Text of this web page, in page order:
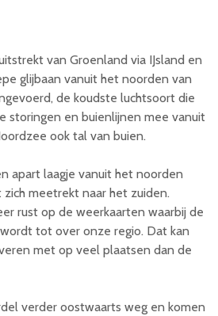
van Groenland via IJsland en
glijbaan vanuit het noorden van
de koudste luchtsoort die
storingen en buienlijnen mee vanuit
ook tal van buien.
apart laagje vanuit het noorden
meetrekt naar het zuiden.
rust op de weerkaarten waarbij de
tot over onze regio. Dat kan
met op veel plaatsen dan de
verder oostwaarts weg en komen